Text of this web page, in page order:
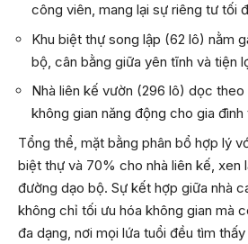
công viên, mang lại sự riêng tư tối
Khu biệt thự song lập (62 lô) nằm
bộ, cân bằng giữa yên tĩnh và tiện
Nhà liên kế vườn (296 lô) dọc
không gian năng động cho gia đình
Tổng thể, mặt bằng phân bổ hợp lý
biệt thự và 70% cho nhà liên kế, xen
đường dạo bộ. Sự kết hợp giữa nhà
không chỉ tối ưu hóa không gian mà
đa dạng, nơi mọi lứa tuổi đều tìm